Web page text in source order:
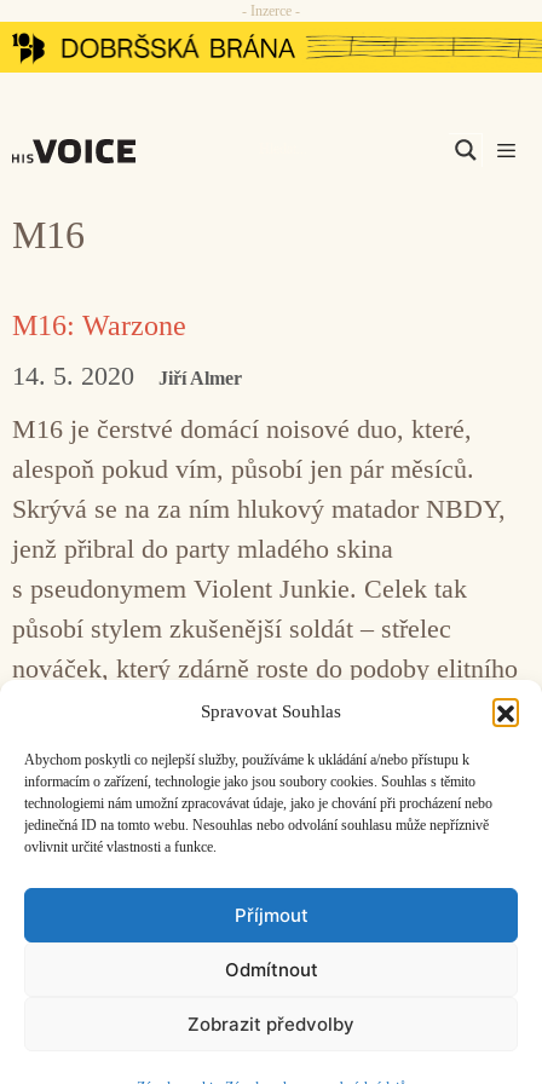
Spravovat Souhlas
Abychom poskytli co nejlepší služby, používáme k ukládání a/nebo přístupu k
informacím o zařízení, technologie jako jsou soubory cookies. Souhlas s těmito
technologiemi nám umožní zpracovávat údaje, jako je chování při procházení nebo
jedinečná ID na tomto webu. Nesouhlas nebo odvolání souhlasu může nepříznivě
ovlivnit určité vlastnosti a funkce.
Příjmout
Odmítnout
Zobrazit předvolby
Přeskočit
na
- Inzerce -
M16
M16: Warzone
14. 5. 2020 Jiří Almer
M16 je čerstvé domácí noisové duo, které,
alespoň pokud vím, působí jen pár měsíců.
Skrývá se na za ním hlukový matador NBDY,
jenž přibral do party mladého skina
s pseudonymem Violent Junkie. Celek tak
působí stylem zkušenější soldát – střelec
nováček, který zdárně roste do podoby elitního
zabijáka. Počin Warzone na první pohled
doslova odrovnává typicky noisovou
minimalisticko-militaristickou aurou.
ČASOPIS O JINÉ HUDBĚ | vydává Hudební informační středisko